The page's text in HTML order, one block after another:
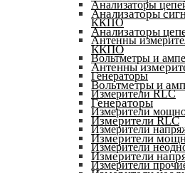
Анализаторы
ККПО
Антенны
Вольтметры и
Генераторы
Измерители RLC
Измерители
Измерители
Измерители
Измерители
Анализаторы
Анализаторы
ККПО
Антенны
Вольтметры и
Генераторы
Измерители RLC
Измерители
Измерители